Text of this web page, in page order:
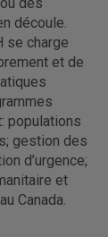
des
découle.
se charge
et de
populations
gestion des
d’urgence;
et
Canada.